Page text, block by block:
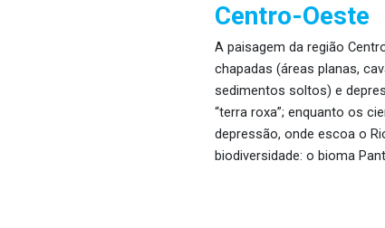
Centro-Oeste
A paisagem da região
chapadas (áreas planas,
sedimentos soltos) e
“terra roxa”; enquanto os
depressão, onde escoa o
biodiversidade: o bioma